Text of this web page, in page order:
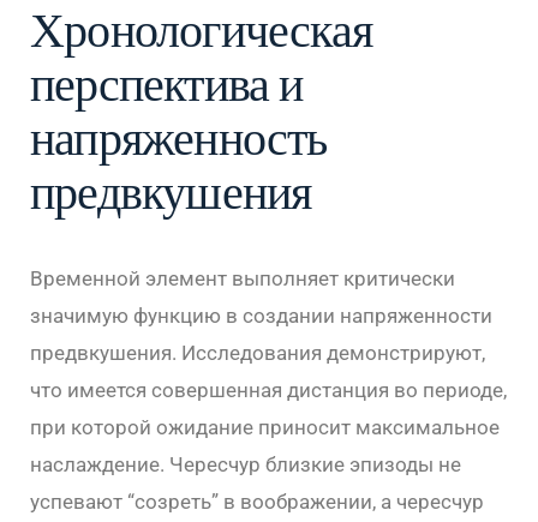
Хронологическая
перспектива и
напряженность
предвкушения
Временной элемент выполняет критически
значимую функцию в создании напряженности
предвкушения. Исследования демонстрируют,
что имеется совершенная дистанция во периоде,
при которой ожидание приносит максимальное
наслаждение. Чересчур близкие эпизоды не
успевают “созреть” в воображении, а чересчур